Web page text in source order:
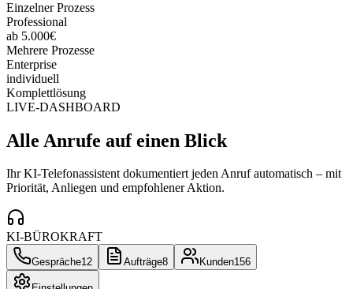
Einzelner Prozess
Professional
ab 5.000€
Mehrere Prozesse
Enterprise
individuell
Komplettlösung
LIVE-DASHBOARD
Alle Anrufe auf einen Blick
Ihr KI-Telefonassistent dokumentiert jeden Anruf automatisch – mit
Priorität, Anliegen und empfohlener Aktion.
KI-BÜROKRAFT
Gespräche12 Aufträge8 Kunden156